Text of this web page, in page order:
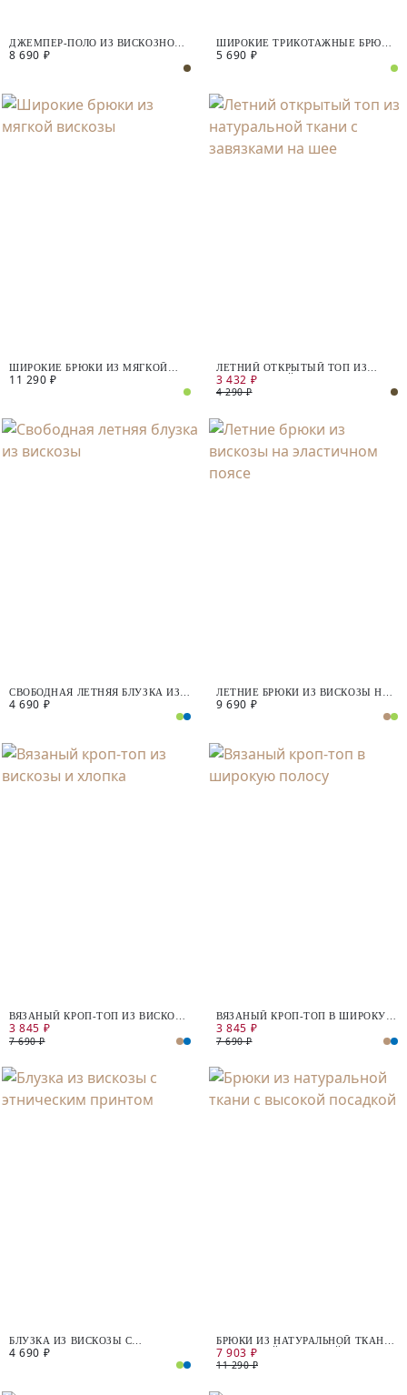
ДЖЕМПЕР-ПОЛО ИЗ ВИСКОЗНОЙ
ПРЯЖИ С ЛЮРЕКСОМ
8 690 ₽
ШИРОКИЕ ТРИКОТАЖНЫЕ БРЮКИ
ИЗ ФАКТУРНОГО ТЕНСЕЛЯ
5 690 ₽
ШИРОКИЕ БРЮКИ ИЗ МЯГКОЙ
ВИСКОЗЫ
11 290 ₽
ЛЕТНИЙ ОТКРЫТЫЙ ТОП ИЗ
НАТУРАЛЬНОЙ ТКАНИ С
ЗАВЯЗКАМИ НА ШЕЕ
3 432 ₽
4 290 ₽
СВОБОДНАЯ ЛЕТНЯЯ БЛУЗКА ИЗ
ВИСКОЗЫ
4 690 ₽
ЛЕТНИЕ БРЮКИ ИЗ ВИСКОЗЫ НА
ЭЛАСТИЧНОМ ПОЯСЕ
9 690 ₽
ВЯЗАНЫЙ КРОП-ТОП ИЗ ВИСКОЗЫ
И ХЛОПКА
3 845 ₽
7 690 ₽
ВЯЗАНЫЙ КРОП-ТОП В ШИРОКУЮ
ПОЛОСУ
3 845 ₽
7 690 ₽
БЛУЗКА ИЗ ВИСКОЗЫ С
ЭТНИЧЕСКИМ ПРИНТОМ
4 690 ₽
БРЮКИ ИЗ НАТУРАЛЬНОЙ ТКАНИ
С ВЫСОКОЙ ПОСАДКОЙ
7 903 ₽
11 290 ₽